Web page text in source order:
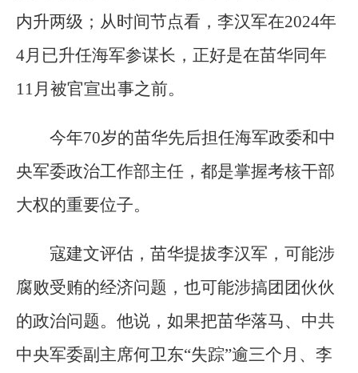
内升两级；从时间节点看，李汉军在2024年
4月已升任海军参谋长，正好是在苗华同年
11月被官宣出事之前。
今年70岁的苗华先后担任海军政委和中
央军委政治工作部主任，都是掌握考核干部
大权的重要位子。
寇建文评估，苗华提拔李汉军，可能涉
腐败受贿的经济问题，也可能涉搞团团伙伙
的政治问题。他说，如果把苗华落马、中共
中央军委副主席何卫东“失踪”逾三个月、李